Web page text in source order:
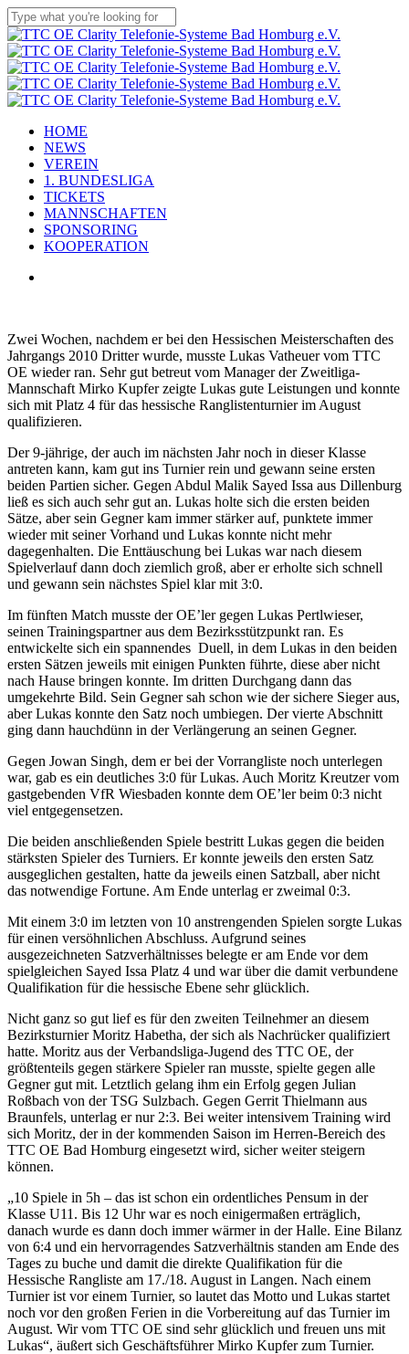
Skip
to
main
content
Close
Search
Menu
HOME
NEWS
VEREIN
1. BUNDESLIGA
TICKETS
MANNSCHAFTEN
SPONSORING
KOOPERATION
Zwei Wochen, nachdem er bei den Hessischen Meisterschaften des
Jahrgangs 2010 Dritter wurde, musste Lukas Vatheuer vom TTC
OE wieder ran. Sehr gut betreut vom Manager der Zweitliga-
Mannschaft Mirko Kupfer zeigte Lukas gute Leistungen und konnte
sich mit Platz 4 für das hessische Ranglistenturnier im August
qualifizieren.
Der 9-jährige, der auch im nächsten Jahr noch in dieser Klasse
antreten kann, kam gut ins Turnier rein und gewann seine ersten
beiden Partien sicher. Gegen Abdul Malik Sayed Issa aus Dillenburg
ließ es sich auch sehr gut an. Lukas holte sich die ersten beiden
Sätze, aber sein Gegner kam immer stärker auf, punktete immer
wieder mit seiner Vorhand und Lukas konnte nicht mehr
dagegenhalten. Die Enttäuschung bei Lukas war nach diesem
Spielverlauf dann doch ziemlich groß, aber er erholte sich schnell
und gewann sein nächstes Spiel klar mit 3:0.
Im fünften Match musste der OE’ler gegen Lukas Pertlwieser,
seinen Trainingspartner aus dem Bezirksstützpunkt ran. Es
entwickelte sich ein spannendes Duell, in dem Lukas in den beiden
ersten Sätzen jeweils mit einigen Punkten führte, diese aber nicht
nach Hause bringen konnte. Im dritten Durchgang dann das
umgekehrte Bild. Sein Gegner sah schon wie der sichere Sieger aus,
aber Lukas konnte den Satz noch umbiegen. Der vierte Abschnitt
ging dann hauchdünn in der Verlängerung an seinen Gegner.
Gegen Jowan Singh, dem er bei der Vorrangliste noch unterlegen
war, gab es ein deutliches 3:0 für Lukas. Auch Moritz Kreutzer vom
gastgebenden VfR Wiesbaden konnte dem OE’ler beim 0:3 nicht
viel entgegensetzen.
Die beiden anschließenden Spiele bestritt Lukas gegen die beiden
stärksten Spieler des Turniers. Er konnte jeweils den ersten Satz
ausgeglichen gestalten, hatte da jeweils einen Satzball, aber nicht
das notwendige Fortune. Am Ende unterlag er zweimal 0:3.
Mit einem 3:0 im letzten von 10 anstrengenden Spielen sorgte Lukas
für einen versöhnlichen Abschluss. Aufgrund seines
ausgezeichneten Satzverhältnisses belegte er am Ende vor dem
spielgleichen Sayed Issa Platz 4 und war über die damit verbundene
Qualifikation für die hessische Ebene sehr glücklich.
Nicht ganz so gut lief es für den zweiten Teilnehmer an diesem
Bezirksturnier Moritz Habetha, der sich als Nachrücker qualifiziert
hatte. Moritz aus der Verbandsliga-Jugend des TTC OE, der
größtenteils gegen stärkere Spieler ran musste, spielte gegen alle
Gegner gut mit. Letztlich gelang ihm ein Erfolg gegen Julian
Roßbach von der TSG Sulzbach. Gegen Gerrit Thielmann aus
Braunfels, unterlag er nur 2:3. Bei weiter intensivem Training wird
sich Moritz, der in der kommenden Saison im Herren-Bereich des
TTC OE Bad Homburg eingesetzt wird, sicher weiter steigern
können.
„10 Spiele in 5h – das ist schon ein ordentliches Pensum in der
Klasse U11. Bis 12 Uhr war es noch einigermaßen erträglich,
danach wurde es dann doch immer wärmer in der Halle. Eine Bilanz
von 6:4 und ein hervorragendes Satzverhältnis standen am Ende des
Tages zu buche und damit die direkte Qualifikation für die
Hessische Rangliste am 17./18. August in Langen. Nach einem
Turnier ist vor einem Turnier, so lautet das Motto und Lukas startet
noch vor den großen Ferien in die Vorbereitung auf das Turnier im
August. Wir vom TTC OE sind sehr glücklich und freuen uns mit
Lukas“, äußert sich Geschäftsführer Mirko Kupfer zum Turnier.